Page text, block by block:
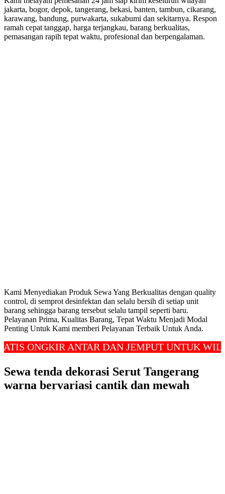
jakarta, bogor, depok, tangerang, bekasi, banten, tambun, cikarang,
karawang, bandung, purwakarta, sukabumi dan sekitarnya. Respon
ramah cepat tanggap, harga terjangkau, barang berkualitas,
pemasangan rapih tepat waktu, profesional dan berpengalaman.
Kami Menyediakan Produk Sewa Yang Berkualitas dengan quality
control, di semprot desinfektan dan selalu bersih di setiap unit
barang sehingga barang tersebut selalu tampil seperti baru.
Pelayanan Prima, Kualitas Barang, Tepat Waktu Menjadi Modal
Penting Untuk Kami memberi Pelayanan Terbaik Untuk Anda.
ANTAR DAN JEMPUT UNTUK WILAYAH
Sewa tenda dekorasi Serut Tangerang
warna bervariasi cantik dan mewah